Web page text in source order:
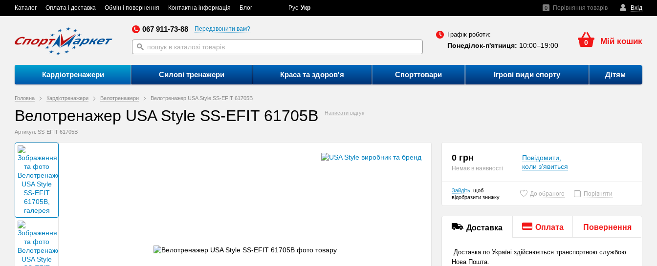
Каталог Оплата і доставка Обмін і повернення Контактна інформація Блог Вхід
0 Порівняння товарів
Рус Укр
067 911-73-88 Передзвонити вам?
Графік роботи:
Понеділок-п'ятниця: 10:00–19:00 0 Мій кошик
Кардіотренажери Силові тренажери Краса та здоров'я Спорттовари Ігрові види спорту Дітям
Головна Кардіотренажери Велотренажери Велотренажер USA Style SS-EFIT 61705B
Велотренажер USA Style SS-EFIT 61705B Написати відгук
Артикул: SS-EFIT 61705B
0 грн
Немає в наявності
Повідомити,
коли з'явиться
Зайдіть , щоб
відобразити знижку
До обраного Порівняти
Доставка Оплата Повернення
Доставка по Україні здійснюється транспортною службою
Нова Пошта.